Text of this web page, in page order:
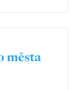
města